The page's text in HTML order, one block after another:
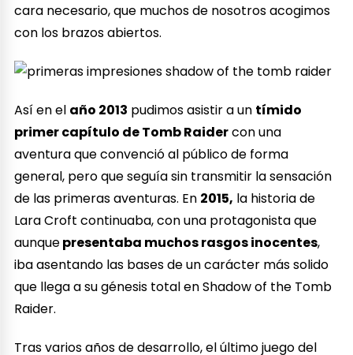
cara necesario, que muchos de nosotros acogimos
con los brazos abiertos.
Así en el año 2013 pudimos asistir a un tímido
primer capítulo de Tomb Raidercon una
aventura que convenció al público de forma
general, pero que seguía sin transmitir la sensación
de las primeras aventuras. En 2015, la historia de
Lara Croft continuaba, con una protagonista que
aunquepresentaba muchos rasgos inocentes,
iba asentando las bases de un carácter más solido
que llega a su génesis total en Shadow of the Tomb
Raider.
Tras varios años de desarrollo, el último juego del